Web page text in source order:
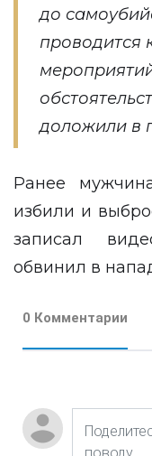
до
проводится
доложили в
Ранее
избили и
записал
обвинил в
0 Комментарии